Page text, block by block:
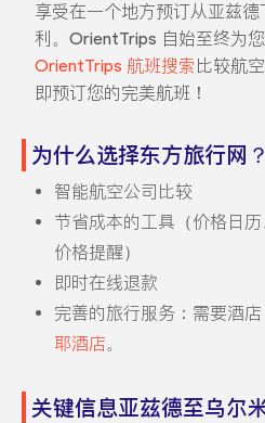
享受在一个地方预订从亚兹
利。OrientTrips 自始至终为
OrientTrips 航班搜索 比较航
即预订您的完美航班！
为什么选择东方旅行网？
智能航空公司比较
节省成本的工具（价格日历
价格提醒）
即时在线退款
完善的旅行服务：需要酒店
耶酒店。
关键信息亚兹德至乌尔